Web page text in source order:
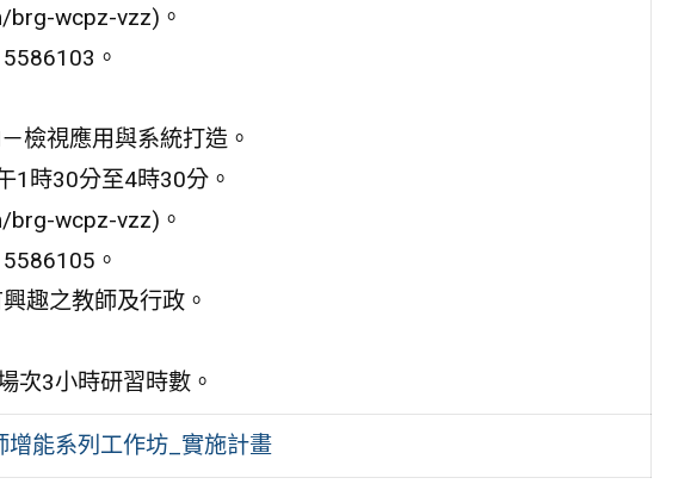
brg-wcpz-vzz)。
。
檢視應用與系統打造。
1時30分至4時30分。
brg-wcpz-vzz)。
。
趣之教師及行政。
次3小時研習時數。
增能系列工作坊_實施計畫